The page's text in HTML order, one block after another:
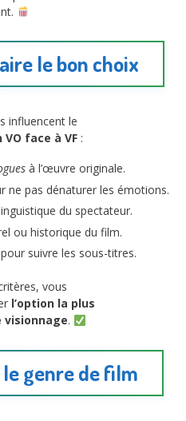
le bon choix
influencent le
face à VF :
à l’œuvre originale.
ne pas dénaturer les émotions.
du spectateur.
ou historique du film.
suivre les sous-titres.
vous
l’option la plus
visionnage.
genre de film